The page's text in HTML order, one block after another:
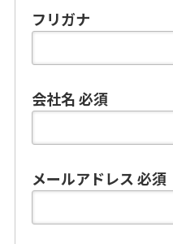
フリガナ
会社名必須
メールアドレス必須